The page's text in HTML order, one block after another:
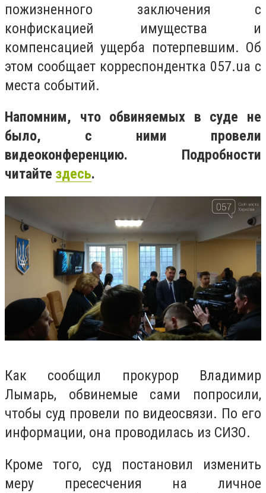
пожизненного заключения c
конфискацией имущества и
компенсацией ущерба потерпевшим. Об
этом сообщает корреспондентка 057.ua с
места событий.
Напомним, что обвиняемых в суде не
было, с ними провели
видеоконференцию. Подробности
читайте здесь.
Как сообщил прокурор Владимир
Лымарь, обвинемые сами попросили,
чтобы суд провели по видеосвязи. По его
информации, она проводилась из СИЗО.
Кроме того, суд постановил изменить
меру пресесчения на личное